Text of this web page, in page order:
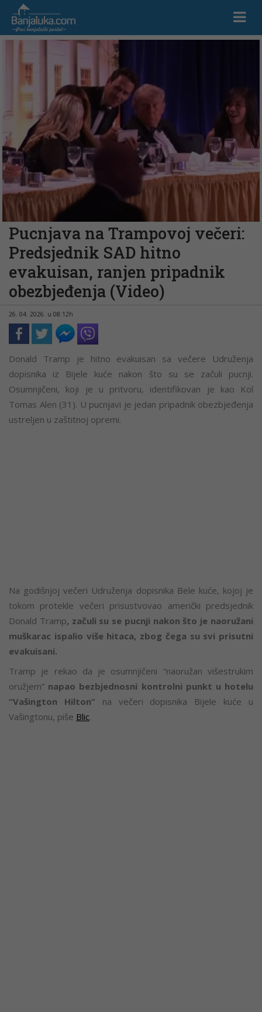
Pucnjava na Trampovoj večeri:
Predsjednik SAD hitno
evakuisan, ranjen pripadnik
obezbjeđenja (Video)
26. 04. 2026. u 08:12h
Donald Tramp je hitno evakuisan sa večere Udruženja
dopisnika iz Bijele kuće nakon što su se začuli pucnji.
Osumnjičeni, koji je u pritvoru, identifikovan je kao Kol
Tomas Alen (31). U pucnjavi je jedan pripadnik obezbjeđenja
ustreljen u zaštitnoj opremi.
Na godišnjoj večeri Udruženja dopisnika Bele kuće, kojoj je
tokom protekle večeri prisustvovao američki predsjednik
Donald Tramp, začuli su se pucnji nakon što je naoružani
muškarac ispalio više hitaca, zbog čega su svi prisutni
evakuisani.
Tramp je rekao da je osumnjičeni “naoružan višestrukim
oružjem” napao bezbjednosni kontrolni punkt u hotelu
“Vašington Hilton” na večeri dopisnika Bijele kuće u
Vašingtonu, piše Blic.